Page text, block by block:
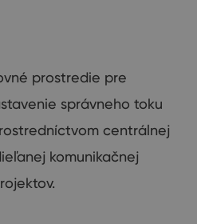
prostredie pre
správneho toku
centrálnej
komunikačnej